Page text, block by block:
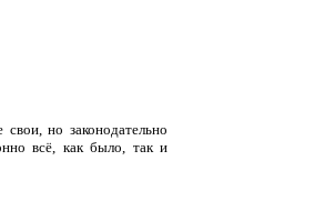
но законодательно
всё, как было, так и